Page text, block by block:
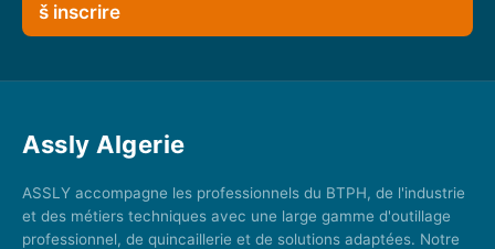
š inscrire
Assly Algerie
ASSLY accompagne les professionnels du BTPH, de l'industrie
et des métiers techniques avec une large gamme d'outillage
professionnel, de quincaillerie et de solutions adaptées. Notre